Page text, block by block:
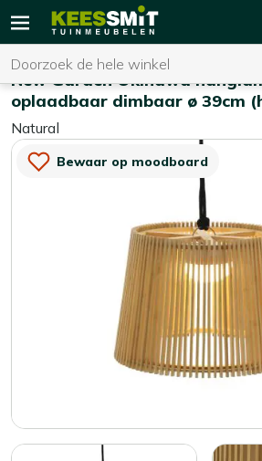
Kees
Tuinmeubelen
U heeft geen product(en) in uw
15% kassakorting op de
New Garden Okinawa
oplaadbaar dimbaar ø 39cm
Natural
Bewaar op moodboard